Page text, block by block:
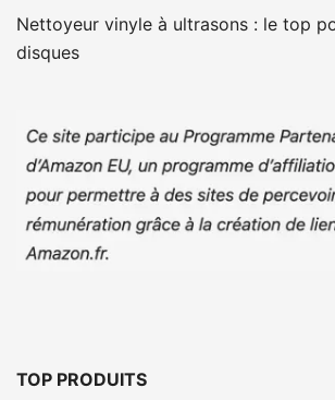
Nettoyeur vinyle à ultrasons : le top
disques
TOP PRODUITS